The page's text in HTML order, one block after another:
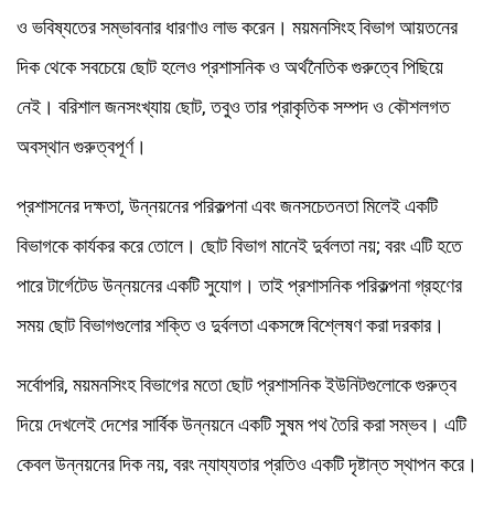
ও ভবিষ্যতের সম্ভাবনার ধারণাও লাভ করেন। ময়মনসিংহ বিভাগ আয়তনের
দিক থেকে সবচেয়ে ছোট হলেও প্রশাসনিক ও অর্থনৈতিক গুরুত্বে পিছিয়ে
নেই। বরিশাল জনসংখ্যায় ছোট, তবুও তার প্রাকৃতিক সম্পদ ও কৌশলগত
অবস্থান গুরুত্বপূর্ণ।
প্রশাসনের দক্ষতা, উন্নয়নের পরিকল্পনা এবং জনসচেতনতা মিলেই একটি
বিভাগকে কার্যকর করে তোলে। ছোট বিভাগ মানেই দুর্বলতা নয়; বরং এটি হতে
পারে টার্গেটেড উন্নয়নের একটি সুযোগ। তাই প্রশাসনিক পরিকল্পনা গ্রহণের
সময় ছোট বিভাগগুলোর শক্তি ও দুর্বলতা একসঙ্গে বিশ্লেষণ করা দরকার।
সর্বোপরি, ময়মনসিংহ বিভাগের মতো ছোট প্রশাসনিক ইউনিটগুলোকে গুরুত্ব
দিয়ে দেখলেই দেশের সার্বিক উন্নয়নে একটি সুষম পথ তৈরি করা সম্ভব। এটি
কেবল উন্নয়নের দিক নয়, বরং ন্যায্যতার প্রতিও একটি দৃষ্টান্ত স্থাপন করে।